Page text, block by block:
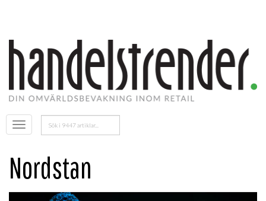
Öppna
menyn
Sök
efter:
Nordstan